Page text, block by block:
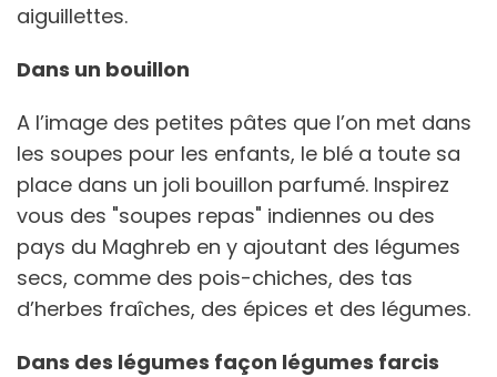
aiguillettes.
Dans un bouillon
A l’image des petites pâtes que l’on met dans
les soupes pour les enfants, le blé a toute sa
place dans un joli bouillon parfumé. Inspirez
vous des "soupes repas" indiennes ou des
pays du Maghreb en y ajoutant des légumes
secs, comme des pois-chiches, des tas
d’herbes fraîches, des épices et des légumes.
Dans des légumes façon légumes farcis